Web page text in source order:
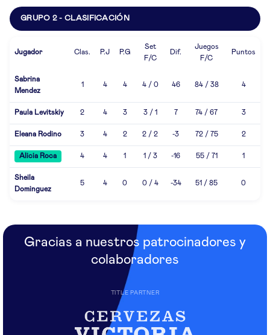
GRUPO 2 - CLASIFICACIÓN
Jugador Clas. P.J P.G
Set
F/C
Dif.
Juegos
F/C
Puntos
Sabrina
Mendez
1 4 4 4 / 0 46 84 / 38 4
Paula Levitskiy 2 4 3 3 / 1 7 74 / 67 3
Eleana Rodino 3 4 2 2 / 2 -3 72 / 75 2
Alicia Roca 4 4 1 1 / 3 -16 55 / 71 1
Sheila
Dominguez
5 4 0 0 / 4 -34 51 / 85 0
Gracias a nuestros patrocinadores y
colaboradores
TITLE PARTNER